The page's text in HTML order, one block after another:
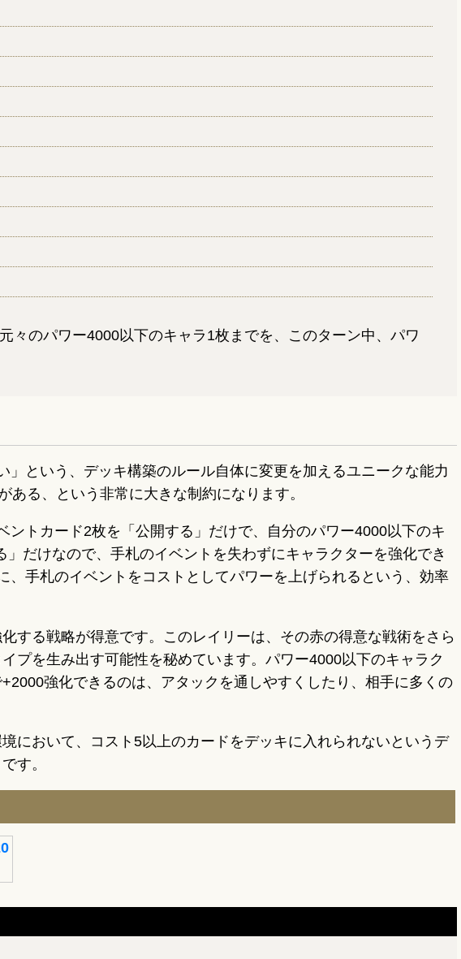
々のパワー4000以下のキャラ1枚までを、このターン中、パワ
という、デッキ構築のルール自体に変更を加えるユニークな能力
る、という非常に大きな制約になります。
トカード2枚を「公開する」だけで、自分のパワー4000以下のキ
だけなので、手札のイベントを失わずにキャラクターを強化でき
手札のイベントをコストとしてパワーを上げられるという、効率
する戦略が得意です。このレイリーは、その赤の得意な戦術をさら
プを生み出す可能性を秘めています。パワー4000以下のキャラク
強化できるのは、アタックを通しやすくしたり、相手に多くの
において、コスト5以上のカードをデッキに入れられないというデ
す。